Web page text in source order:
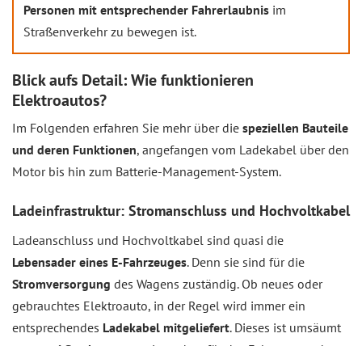
Personen mit entsprechender Fahrerlaubnis im
Straßenverkehr zu bewegen ist.
Blick aufs Detail: Wie funktionieren
Elektroautos?
Im Folgenden erfahren Sie mehr über die speziellen Bauteile
und deren Funktionen, angefangen vom Ladekabel über den
Motor bis hin zum Batterie-Management-System.
Ladeinfrastruktur: Stromanschluss und Hochvoltkabel
Ladeanschluss und Hochvoltkabel sind quasi die
Lebensader eines E-Fahrzeuges. Denn sie sind für die
Stromversorgung des Wagens zuständig. Ob neues oder
gebrauchtes Elektroauto, in der Regel wird immer ein
entsprechendes Ladekabel mitgeliefert. Dieses ist umsäumt